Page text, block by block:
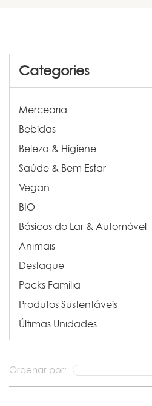
Categories
Mercearia
Bebidas
Beleza & Higiene
Saúde & Bem Estar
Vegan
BIO
Básicos do Lar & Automóvel
Animais
Destaque
Packs Família
Produtos Sustentáveis
Últimas Unidades
Ordenar por: